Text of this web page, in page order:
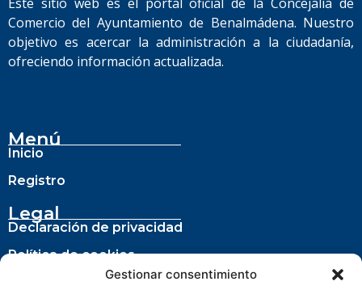
Gestionar consentimiento
Comercio del Ayuntamiento de Benalmádena. Nuestro
objetivo es acercar la administración a la ciudadanía,
ofreciendo información actualizada.
Menú
Inicio
Registro
Legal
Declaración de privacidad
Política de cookies